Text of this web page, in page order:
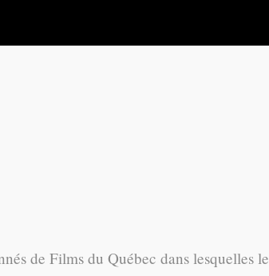
de Films du Québec dans lesquelles le